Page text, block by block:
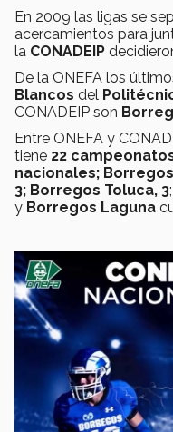
En 2009 las ligas se
acercamientos para
la CONADEIP
De la ONEFA los
Blancos del
CONADEIP son
Entre ONEFA y
tiene 22
nacionales;
3; Borregos Toluca, 3;
y Borregos Laguna